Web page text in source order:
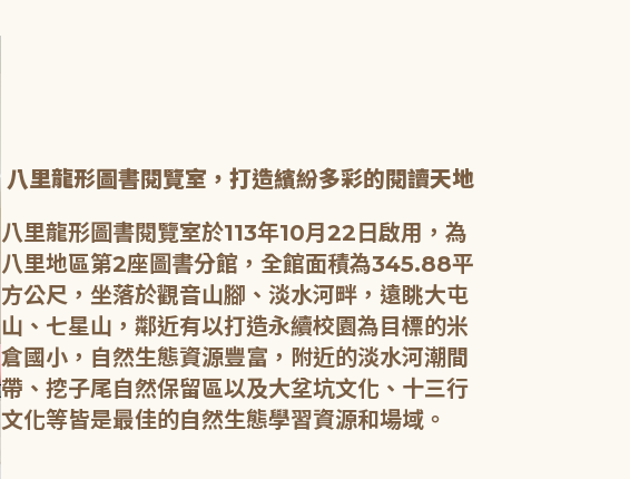
八里龍形圖書閱覽室，打造繽紛多彩的閱讀天地
八里龍形圖書閱覽室於113年10月22日啟用，為
八里地區第2座圖書分館，全館面積為345.88平
方公尺，坐落於觀音山腳、淡水河畔，遠眺大屯
山、七星山，鄰近有以打造永續校園為目標的米
倉國小，自然生態資源豐富，附近的淡水河潮間
帶、挖子尾自然保留區以及大坌坑文化、十三行